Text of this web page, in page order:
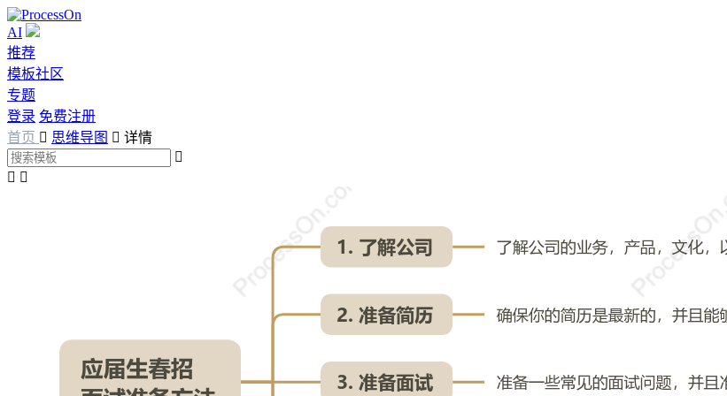
AI
推荐
模板社区
专题
登录 免费注册
首页  思维导图  详情

 